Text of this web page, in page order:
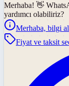
Merhaba! 👋
yardımcı olabiliriz?
Merhaba, bilgi
Fiyat ve taksit